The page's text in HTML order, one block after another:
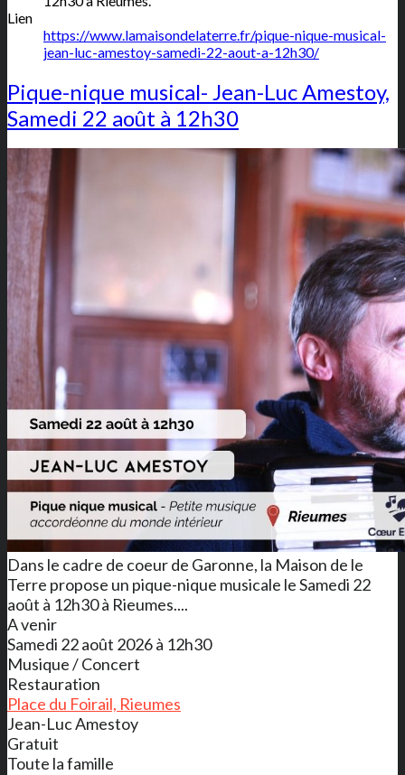
Lien
https://www.lamaisondelaterre.fr/pique-nique-musical-
jean-luc-amestoy-samedi-22-aout-a-12h30/
Pique-nique musical- Jean-Luc Amestoy,
Samedi 22 août à 12h30
Dans le cadre de coeur de Garonne, la Maison de le
Terre propose un pique-nique musicale le Samedi 22
août à 12h30 à Rieumes....
A venir
Samedi 22 août 2026 à 12h30
Musique / Concert
Restauration
Place du Foirail, Rieumes
Jean-Luc Amestoy
Gratuit
Toute la famille